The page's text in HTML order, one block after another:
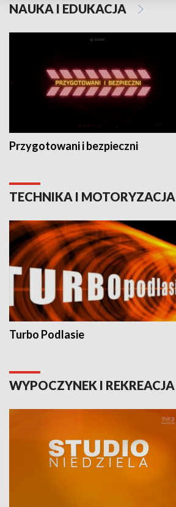
NAUKA I EDUKACJA
Przygotowani i bezpieczni
TECHNIKA I MOTORYZACJA
Turbo Podlasie
WYPOCZYNEK I REKREACJA